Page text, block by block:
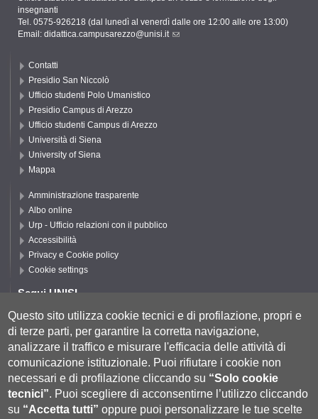
insegnanti
Tel. 0575-926218 (dal lunedì al venerdì dalle ore 12:00 alle ore 13:00)
Email: didattica.campusarezzo@unisi.it
Contatti
Presidio San Niccolò
Ufficio studenti Polo Umanistico
Presidio Campus di Arezzo
Ufficio studenti Campus di Arezzo
Università di Siena
University of Siena
Mappa
Amministrazione trasparente
Albo online
Urp - Ufficio relazioni con il pubblico
Accessibilità
Privacy e Cookie policy
Cookie settings
Segui UNISI
Segui DFCLAM
Questo sito utilizza cookie tecnici e di profilazione, propri e
di terze parti, per garantire la corretta navigazione,
analizzare il traffico e misurare l'efficacia delle attività di
comunicazione istituzionale. Puoi rifiutare i cookie non
necessari e di profilazione cliccando su “Solo cookie
tecnici”. Puoi scegliere di acconsentirne l’utilizzo cliccando
su “Accetta tutti” oppure puoi personalizzare le tue scelte